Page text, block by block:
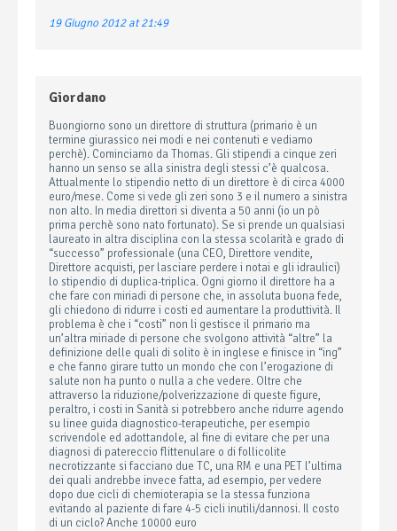
19 Giugno 2012 at 21:49
Giordano
Buongiorno sono un direttore di struttura (primario è un
termine giurassico nei modi e nei contenuti e vediamo
perchè). Cominciamo da Thomas. Gli stipendi a cinque zeri
hanno un senso se alla sinistra degli stessi c’è qualcosa.
Attualmente lo stipendio netto di un direttore è di circa 4000
euro/mese. Come si vede gli zeri sono 3 e il numero a sinistra
non alto. In media direttori si diventa a 50 anni (io un pò
prima perchè sono nato fortunato). Se si prende un qualsiasi
laureato in altra disciplina con la stessa scolarità e grado di
“successo” professionale (una CEO, Direttore vendite,
Direttore acquisti, per lasciare perdere i notai e gli idraulici)
lo stipendio di duplica-triplica. Ogni giorno il direttore ha a
che fare con miriadi di persone che, in assoluta buona fede,
gli chiedono di ridurre i costi ed aumentare la produttività. Il
problema è che i “costi” non li gestisce il primario ma
un’altra miriade di persone che svolgono attività “altre” la
definizione delle quali di solito è in inglese e finisce in “ing”
e che fanno girare tutto un mondo che con l’erogazione di
salute non ha punto o nulla a che vedere. Oltre che
attraverso la riduzione/polverizzazione di queste figure,
peraltro, i costi in Sanità si potrebbero anche ridurre agendo
su linee guida diagnostico-terapeutiche, per esempio
scrivendole ed adottandole, al fine di evitare che per una
diagnosi di patereccio flittenulare o di follicolite
necrotizzante si facciano due TC, una RM e una PET l’ultima
dei quali andrebbe invece fatta, ad esempio, per vedere
dopo due cicli di chemioterapia se la stessa funziona
evitando al paziente di fare 4-5 cicli inutili/dannosi. Il costo
di un ciclo? Anche 10000 euro